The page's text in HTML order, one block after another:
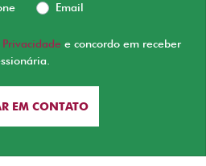
Email
e concordo em receber
EM CONTATO